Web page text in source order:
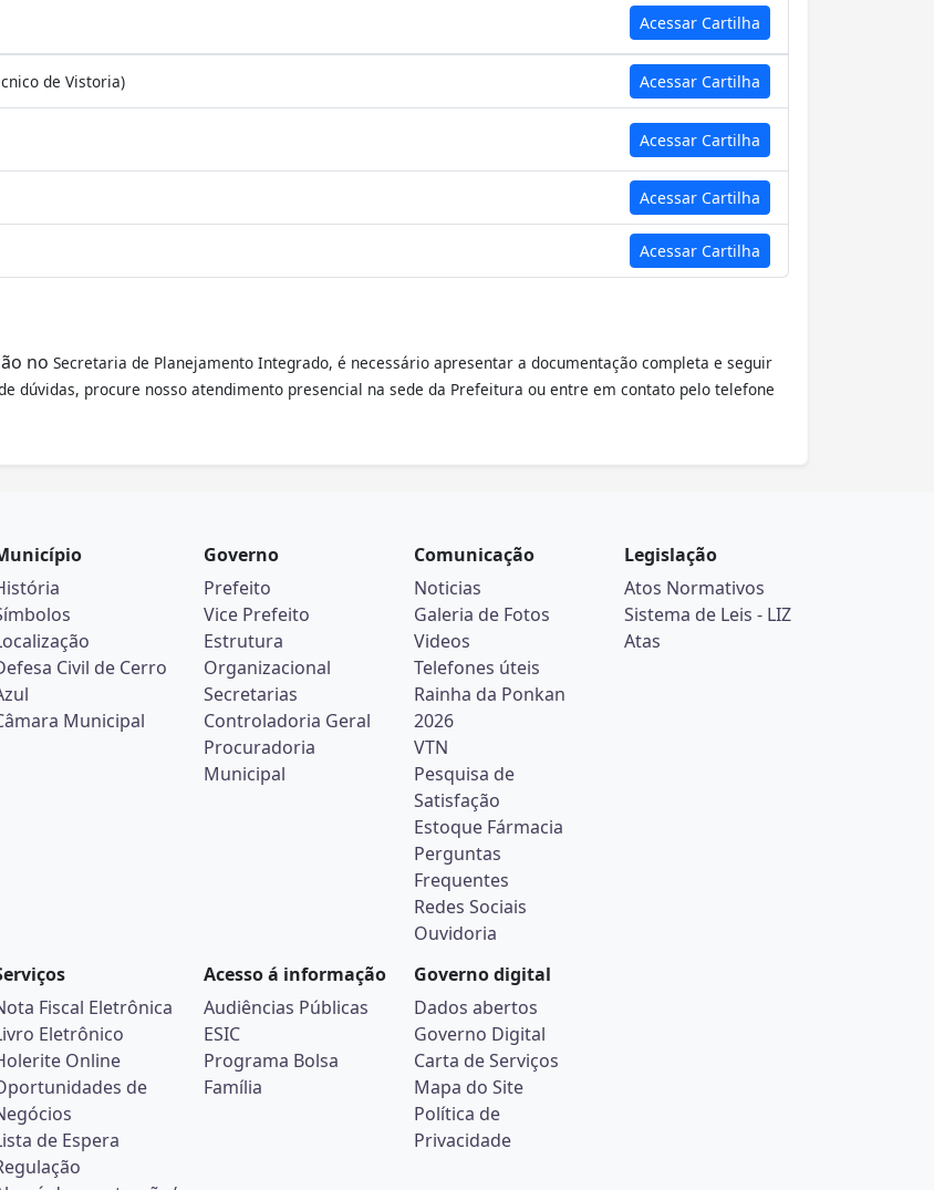
Acessar Cartilha
de Vistoria) Acessar Cartilha
Acessar Cartilha
Acessar Cartilha
Acessar Cartilha
no Secretaria de Planejamento Integrado, é necessário apresentar a documentação completa e seguir
dúvidas, procure nosso atendimento presencial na sede da Prefeitura ou entre em contato pelo telefone
Civil de Cerro
Municipal
Governo
Prefeito
Vice Prefeito
Estrutura
Organizacional
Secretarias
Controladoria Geral
Procuradoria
Municipal
Comunicação
Noticias
Galeria de Fotos
Videos
Telefones úteis
Rainha da Ponkan
2026
VTN
Pesquisa de
Satisfação
Estoque Fármacia
Perguntas
Frequentes
Redes Sociais
Ouvidoria
Legislação
Atos Normativos
Sistema de Leis - LIZ
Atas
Fiscal Eletrônica
Eletrônico
Online
de
de Espera
Acesso á informação
Audiências Públicas
ESIC
Programa Bolsa
Família
Governo digital
Dados abertos
Governo Digital
Carta de Serviços
Mapa do Site
Política de
Privacidade